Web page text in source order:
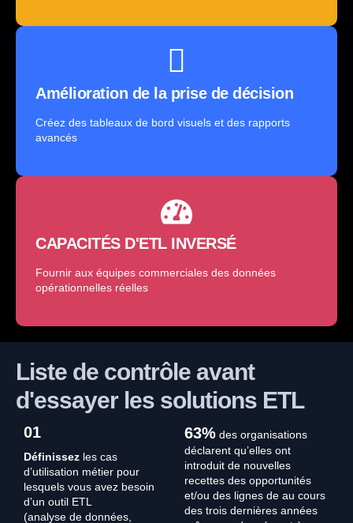
Amélioration de la prise de décision
Créez des tableaux de bord visuels et des rapports
avancés
CAPACITÉS D'ETL INVERSÉ
Fournir aux équipes commerciales des données
opérationnelles réelles
Liste de contrôle avant
d'essayer les solutions ETL
01
Définissez les cas
d’utilisation métier pour
lesquels vous avez besoin
d’un outil ETL
(analyse de données,
63% des organisations
déclarent qu’elles ont
introduit de nouvelles
recettes des opportunités
et/ou des lignes de au cours
des trois dernières années